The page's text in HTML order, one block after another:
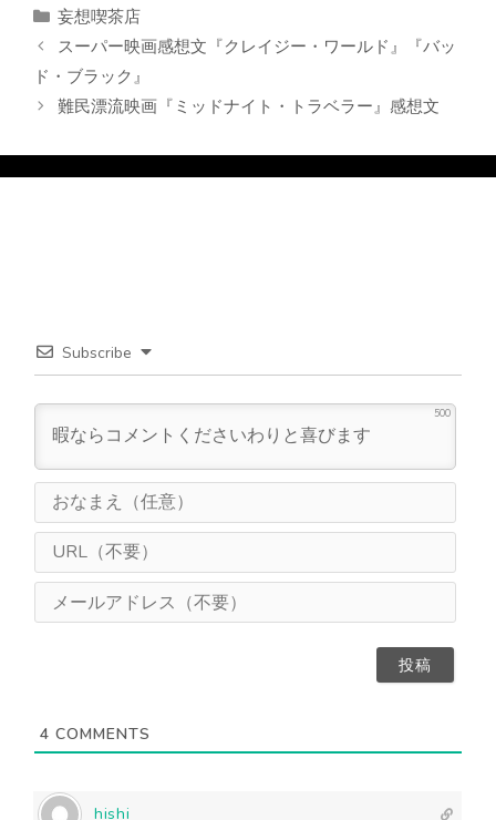
カ
テ
リ
ー
妄想喫茶店
スーパー映画感想文『クレイジー・ワールド』『バッ
ド・ブラック』
難民漂流映画『ミッドナイト・トラベラー』感想文
Subscribe
500
ま
（
意
L
（
4 COMMENTS
hishi